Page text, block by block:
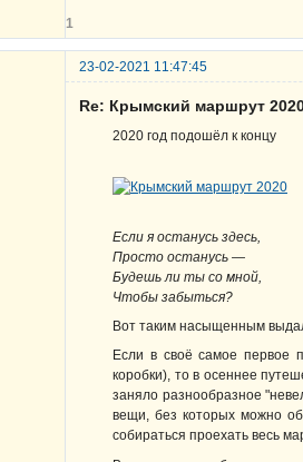
1
23-02-2021 11:47:45
Re: Крымский маршрут
2020 год подошёл к концу
Если я останусь здесь,
Просто останусь —
Будешь ли ты со мной,
Чтобы забыться?
Вот таким насыщенным
Если в своё самое первое
коробки), то в осеннее
заняло разнообразное
вещи, без которых можно
собираться проехать весь